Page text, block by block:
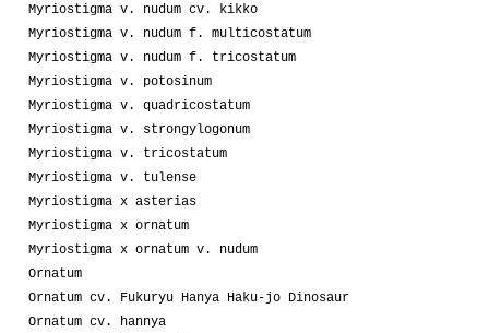
Myriostigma v. nudum cv. kikko
Myriostigma v. nudum f. multicostatum
Myriostigma v. nudum f. tricostatum
Myriostigma v. potosinum
Myriostigma v. quadricostatum
Myriostigma v. strongylogonum
Myriostigma v. tricostatum
Myriostigma v. tulense
Myriostigma x asterias
Myriostigma x ornatum
Myriostigma x ornatum v. nudum
Ornatum
Ornatum cv. Fukuryu Hanya Haku-jo Dinosaur
Ornatum cv. hannya